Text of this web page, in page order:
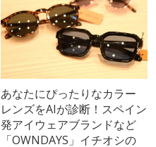
あなたにぴったりなカラー
レンズをAIが診断！スペイン
発アイウェアブランドなど
「OWNDAYS」イチオシの